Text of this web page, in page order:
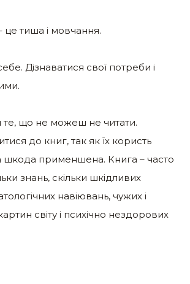
це тиша і мовчання.
Дізнаватися свої потреби і
те, що не можеш не читати.
до книг, так як їх користь
шкода применшена. Книга – часто
знань, скільки шкідливих
навіювань, чужих і
світу і психічно нездорових